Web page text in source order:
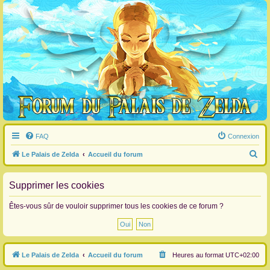
FAQ Connexion
Le Palais de Zelda Accueil du forum
e
h
h
Supprimer les cookies
Êtes-vous sûr de vouloir supprimer tous les cookies de ce forum ?
Le Palais de Zelda Accueil du forum Heures au format UTC+02:00